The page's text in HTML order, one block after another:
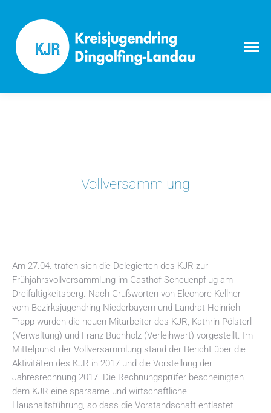
Vollversammlung
Am 27.04. trafen sich die Delegierten des KJR zur
Frühjahrsvollversammlung im Gasthof Scheuenpflug am
Dreifaltigkeitsberg. Nach Grußworten von Eleonore Kellner
vom Bezirksjugendring Niederbayern und Landrat Heinrich
Trapp wurden die neuen Mitarbeiter des KJR, Kathrin Pölsterl
(Verwaltung) und Franz Buchholz (Verleihwart) vorgestellt. Im
Mittelpunkt der Vollversammlung stand der Bericht über die
Aktivitäten des KJR in 2017 und die Vorstellung der
Jahresrechnung 2017. Die Rechnungsprüfer bescheinigten
dem KJR eine sparsame und wirtschaftliche
Haushaltsführung, so dass die Vorstandschaft entlastet